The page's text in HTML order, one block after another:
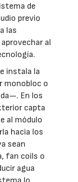
de
previo
las
al
instala la
monobloc o
En los
capta
al módulo
hacia los
sean
fan coils o
agua